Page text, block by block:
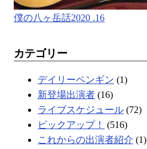
僕の八ヶ岳話2020 .16
カテゴリー
デイリーペンギン (1)
新登場出演者 (16)
ライブスケジュール (72)
ピックアップ！
(516)
これからの出演者紹介 (1)